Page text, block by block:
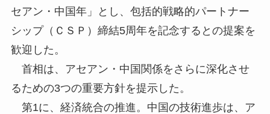
セアン・中国年」とし、包括的戦略的パートナー
シップ（ＣＳＰ）締結5周年を記念するとの提案を
歓迎した。
首相は、アセアン・中国関係をさらに深化させ
るための3つの重要方針を提示した。
第1に、経済統合の推進。中国の技術進歩は、ア